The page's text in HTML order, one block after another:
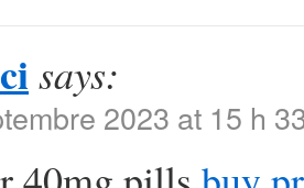
says:
2023 at 15 h